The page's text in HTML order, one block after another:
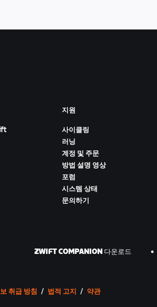
지원
사이클링
러닝
계정 및 주문
방법 설명 영상
포럼
시스템 상태
문의하기
ZWIFT COMPANION 다운로드
취급 방침 / 법적 고지 / 약관